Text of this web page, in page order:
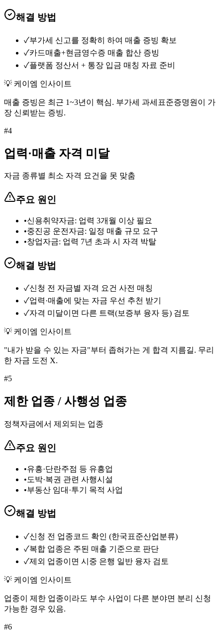
해결 방법
✓부가세 신고를 정확히 하여 매출 증빙 확보
✓카드매출+현금영수증 매출 합산 증빙
✓플랫폼 정산서 + 통장 입금 매칭 자료 준비
💡 케이엠 인사이트
매출 증빙은 최근 1~3년이 핵심. 부가세 과세표준증명원이 가
장 신뢰받는 증빙.
#4
업력·매출 자격 미달
자금 종류별 최소 자격 요건을 못 맞춤
주요 원인
•신용취약자금: 업력 3개월 이상 필요
•중진공 운전자금: 일정 매출 규모 요구
•창업자금: 업력 7년 초과 시 자격 박탈
해결 방법
✓신청 전 자금별 자격 요건 사전 매칭
✓업력·매출에 맞는 자금 우선 추천 받기
✓자격 미달이면 다른 트랙(보증부 융자 등) 검토
💡 케이엠 인사이트
"내가 받을 수 있는 자금"부터 좁혀가는 게 합격 지름길. 무리
한 자금 도전 X.
#5
제한 업종 / 사행성 업종
정책자금에서 제외되는 업종
주요 원인
•유흥·단란주점 등 유흥업
•도박·복권 관련 사행시설
•부동산 임대·투기 목적 사업
해결 방법
✓신청 전 업종코드 확인 (한국표준산업분류)
✓복합 업종은 주된 매출 기준으로 판단
✓제외 업종이면 시중 은행 일반 융자 검토
💡 케이엠 인사이트
업종이 제한 업종이라도 부수 사업이 다른 분야면 분리 신청
가능한 경우 있음.
#6